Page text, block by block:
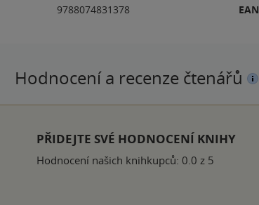
9788074831378
EAN
Hodnocení a recenze čtenářů
PŘIDEJTE SVÉ HODNOCENÍ KNIHY
Hodnocení našich knihkupců: 0.0 z 5